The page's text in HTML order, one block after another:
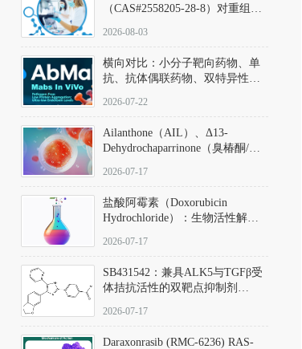
（CAS#2558205-28-8）对重组萤
数（Km）为2.06 μM；其近红外
发光特性赋予优异的组织穿透能
力，大幅增强成像信噪比，从而
实现活体动物模型中极低给药剂
量下的高灵敏度、非侵入式生物
2026-08-03
横向对比：小分子靶向药物、单
抗、抗体偶联药物、双特异性抗
及应用瓶颈
2026-07-22
Ailanthone（AIL）、Δ13-
Dehydrochaparrinone（臭椿酮/臭
DKM货号 D806885
2026-07-17
盐酸阿霉素（Doxorubicin
Hydrochloride）：生物活性解
范
2026-07-17
SB431542：兼具ALK5与TGFβ受
体拮抗活性的双靶点抑制剂
D801067）
2026-07-17
Daraxonrasib (RMC-6236) RAS-